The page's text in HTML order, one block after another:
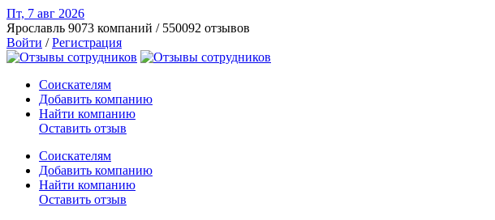
Пт, 7 авг 2026
Ярославль 9073 компаний / 550092 отзывов
Войти /Регистрация
Соискателям
Добавить компанию
Найти компанию
Оставить отзыв
Соискателям
Добавить компанию
Найти компанию
Оставить отзыв